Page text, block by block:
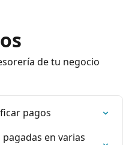
de tu negocio
pagos
en varias